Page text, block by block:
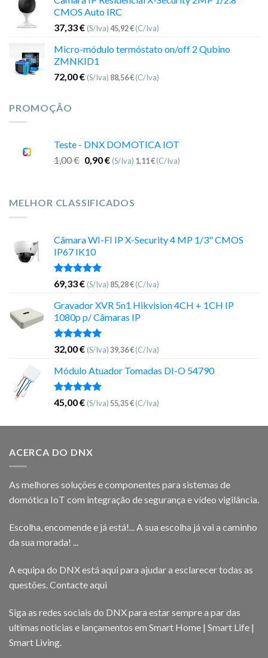
CMOS Auto IRC
37,33€ (S/Iva)45,92€(C/Iva)
Micro-módulo termóstato on/off 2 Qubino
ZMNKID1
72,00€ (S/Iva) 88,56€(C/Iva)
PROMOÇÃO
Teste - DNX DOMOTICA IOT
1,00€ 0,90€ (S/Iva) 1,11€(C/Iva)
MELHOR CLASSIFICADOS
Câmara WI-FI IP X-Security 4 MP 1/3" CMOS
IP67 IK10
Avaliação
5.00
de 5
69,33€ (S/Iva) 85,28€(C/Iva)
Gravador XVR 5n1 Hikvision 4CH + 1CH IP
1080p p/ Câmaras IP
Avaliação
5.00
de 5
32,00€ (S/Iva)39,36€(C/Iva)
Módulo Atuador Tomadas DI-O 54790
Avaliação
5.00
de 5
45,00€ (S/Iva)55,35€(C/Iva)
ACERCA DO DNX
As melhores soluções e componentes para sistemas de
domótica IoT com integração de segurança e vídeo vigilância.
Escolha, encomende e já está!... A sua escolha já vai a caminho
da sua morada! ...
A equipa do DNX está aqui para ajudar a esclarecer todas as
questões. Contacte aqui
Siga as redes sociais do DNX para estar sempre a par das
ultimas noticias e lançamentos em Smart Home | Smart Life |
Smart Living.